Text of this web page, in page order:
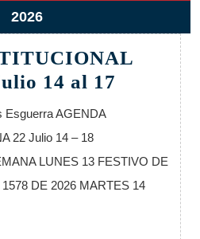
2026
202611
julio,
2026
14 al 17
22
Julio
Esguerra AGENDA
22 Julio 14 – 18
LUNES 13 FESTIVO DE
DE 2026 MARTES 14